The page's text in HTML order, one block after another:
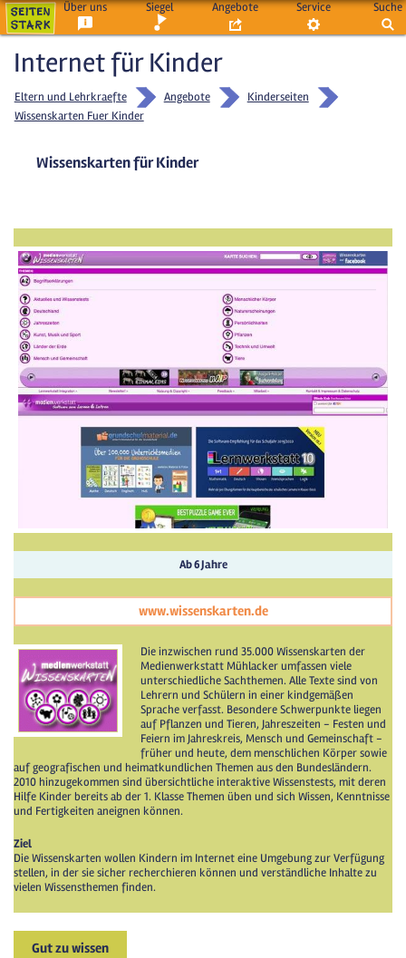
Über uns Siegel Angebote Service Suche
Internet für Kinder
Eltern und Lehrkraefte Angebote
Kinderseiten
Wissenskarten Fuer Kinder
Wissenskarten für Kinder
Ab 6 Jahre
www.wissenskarten.de
Die inzwischen rund 35.000 Wissenskarten der
Medienwerkstatt Mühlacker umfassen viele
unterschiedliche Sachthemen. Alle Texte sind von
Lehrern und Schülern in einer kindgemäßen
Sprache verfasst. Besondere Schwerpunkte liegen
auf Pflanzen und Tieren, Jahreszeiten - Festen und
Feiern im Jahreskreis, Mensch und Gemeinschaft -
früher und heute, dem menschlichen Körper sowie
auf geografischen und heimatkundlichen Themen aus den Bundesländern.
2010 hinzugekommen sind übersichtliche interaktive Wissenstests, mit deren
Hilfe Kinder bereits ab der 1. Klasse Themen üben und sich Wissen, Kenntnisse
und Fertigkeiten aneignen können.
Ziel
Die Wissenskarten wollen Kindern im Internet eine Umgebung zur Verfügung
stellen, in der sie sicher recherchieren können und verständliche Inhalte zu
vielen Wissensthemen finden.
Gut zu wissen